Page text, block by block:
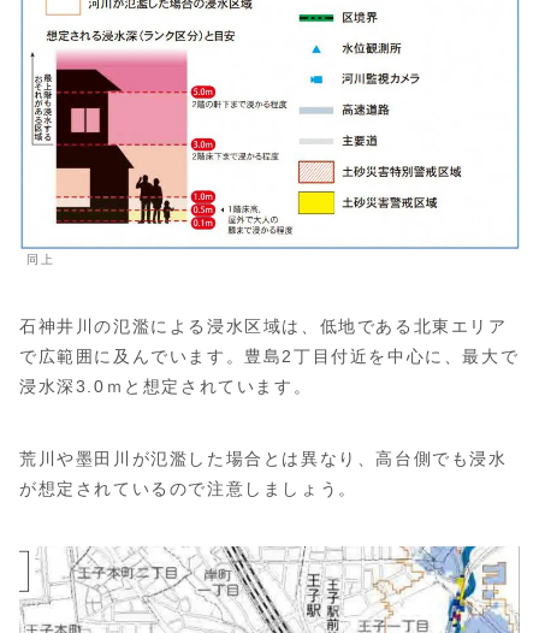
同上
石神井川の氾濫による浸水区域は、低地である北東エリア
で広範囲に及んでいます。豊島2丁目付近を中心に、最大で
浸水深3.0ｍと想定されています。
荒川や墨田川が氾濫した場合とは異なり、高台側でも浸水
が想定されているので注意しましょう。